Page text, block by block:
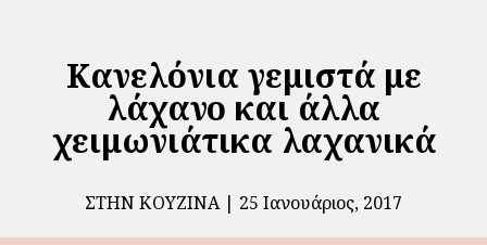
Κανελόνια γεμιστά με
λάχανο και άλλα
χειμωνιάτικα λαχανικά
ΣΤΗΝ ΚΟΥΖΊΝΑ 25 Ιανουάριος, 2017